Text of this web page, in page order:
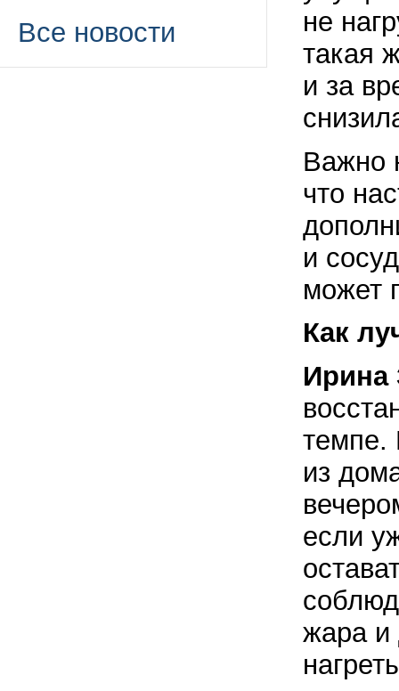
Все новости
не
такая
и за
Важно
что
и
может
Как
Ирина
темпе.
из
если
жара и